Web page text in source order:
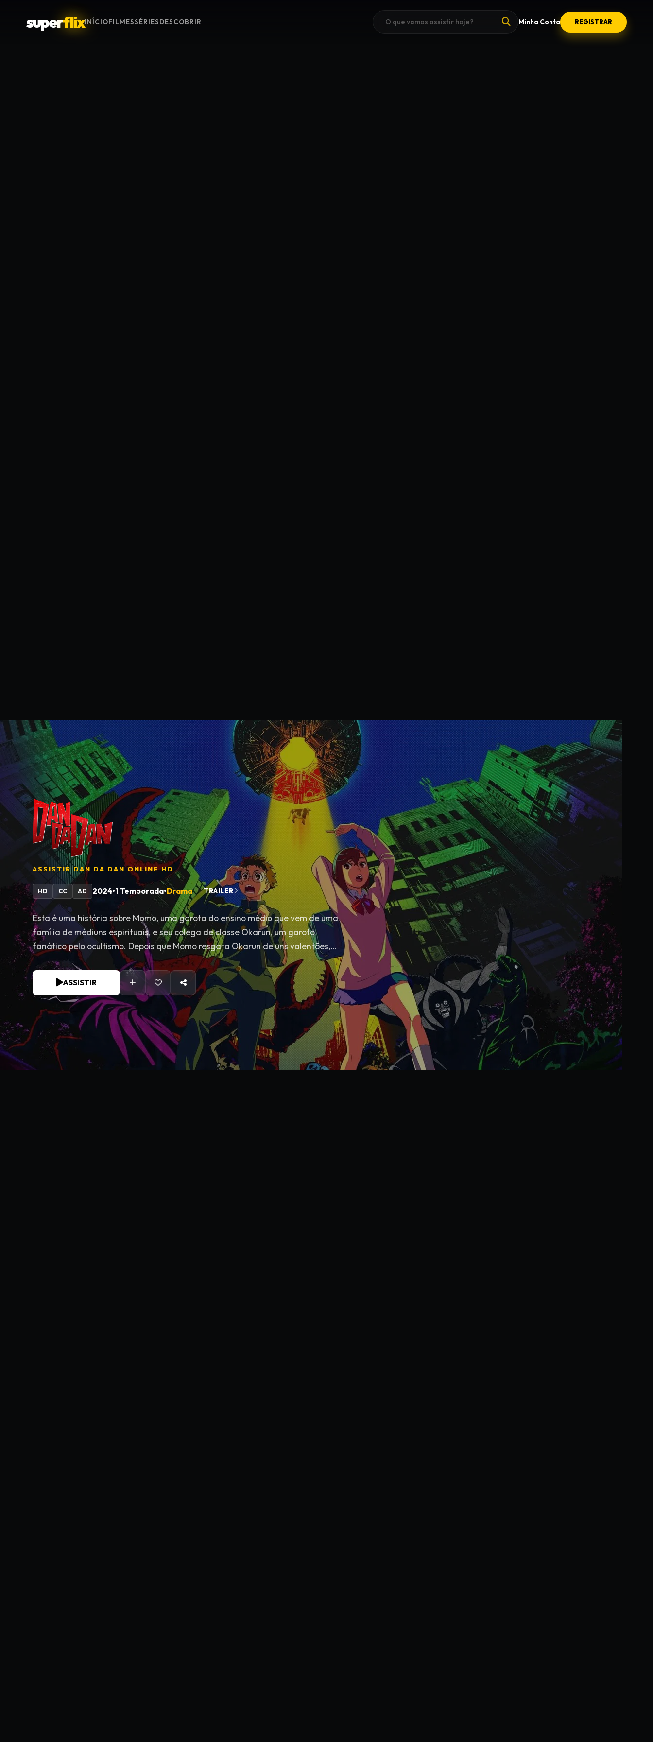
superflixINÍCIOFILMESSÉRIESDESCOBRIR Minha Conta REGISTRAR
ASSISTIRDAN DA DANONLINE HD
HD CC AD 2024•1 Temporada•Drama TRAILER
Esta é uma história sobre Momo, uma garota do ensino médio que vem de uma
família de médiuns espirituais, e seu colega de classe Okarun, um garoto
fanático pelo ocultismo. Depois que Momo resgata Okarun de uns valentões,
eles começam a conversar... No entanto, surge uma discussão entre eles, já
que Momo acredita em fantasmas, mas nega a existência de alienígenas, e
Okarun acredita em alienígenas, mas nega a existência de fantasmas.
Visando provar que o que acreditam é real, Momo vai a um hospital
abandonado onde um OVNI foi avistado e Okarun vai a um túnel que dizem
ser assombrado. Para surpresa deles, cada um se depara com atividades
paranormais avassaladoras que transcendem a compreensão. Em meio a isso
tudo, Momo desperta seu poder oculto e Okarun ganha o poder de uma
maldição para superar esses novos perigos! Será que o amor deles destinado
ASSISTIR